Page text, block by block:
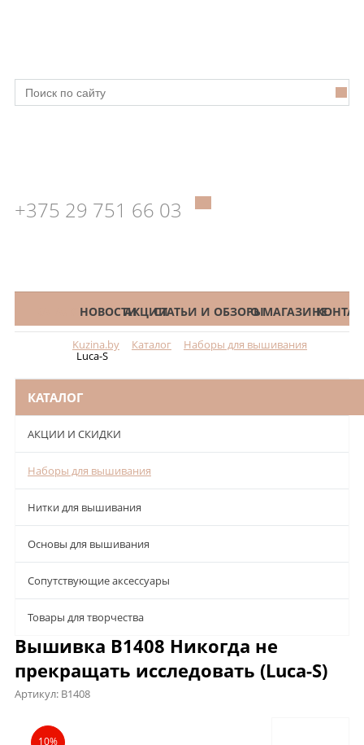
+375 29 751 66 03
КАТАЛОГНОВОСТИАКЦИИСТАТЬИ И ОБЗОРЫО МАГАЗИНЕ
Kuzina.by Каталог Наборы для вышивания
Luca-S
КАТАЛОГ
АКЦИИ И СКИДКИ
Наборы для вышивания
Нитки для вышивания
Основы для вышивания
Сопутствующие аксессуары
Товары для творчества
Вышивка B1408 Никогда не
прекращать исследовать (Luca-S)
Артикул: B1408
Описание
10%